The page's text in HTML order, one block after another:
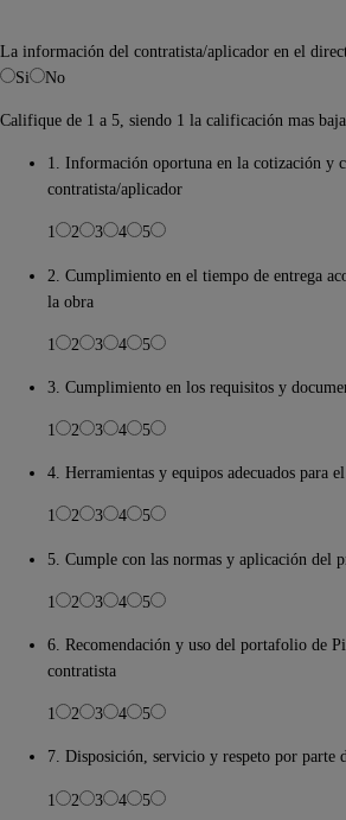
La información del contratista/aplicador en el
Si
No
Califique de 1 a 5, siendo 1 la calificación mas
1. Información oportuna en la cotización y
contratista/aplicador
1 2 3 4 5
2. Cumplimiento en el tiempo de entrega
la obra
1 2 3 4 5
3. Cumplimiento en los requisitos y
1 2 3 4 5
4. Herramientas y equipos adecuados para
1 2 3 4 5
5. Cumple con las normas y aplicación del
1 2 3 4 5
6. Recomendación y uso del portafolio de
contratista
1 2 3 4 5
7. Disposición, servicio y respeto por parte
1 2 3 4 5